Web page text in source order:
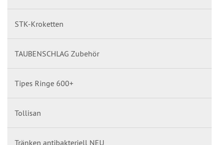
STK-Kroketten
TAUBENSCHLAG Zubehör
Tipes Ringe 600+
Tollisan
Tränken antibakteriell NEU